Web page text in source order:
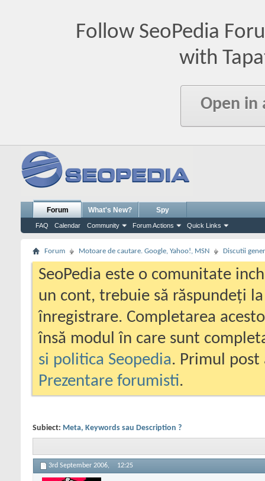
Follow SeoPedia
with
Open in
Forum
FAQ Calendar Community Forum Actions Quick Links
What's New? Spy
Forum Motoare de cautare. Google, Yahoo!, MSN Discutii
SeoPedia este o comunitate
un cont, trebuie să răspundeți
înregistrare. Completarea
însă modul în care sunt
si politica Seopedia. Primul
Prezentare forumisti.
Subiect: Meta, Keywords sau Description ?
3rd September 2006, 12:25